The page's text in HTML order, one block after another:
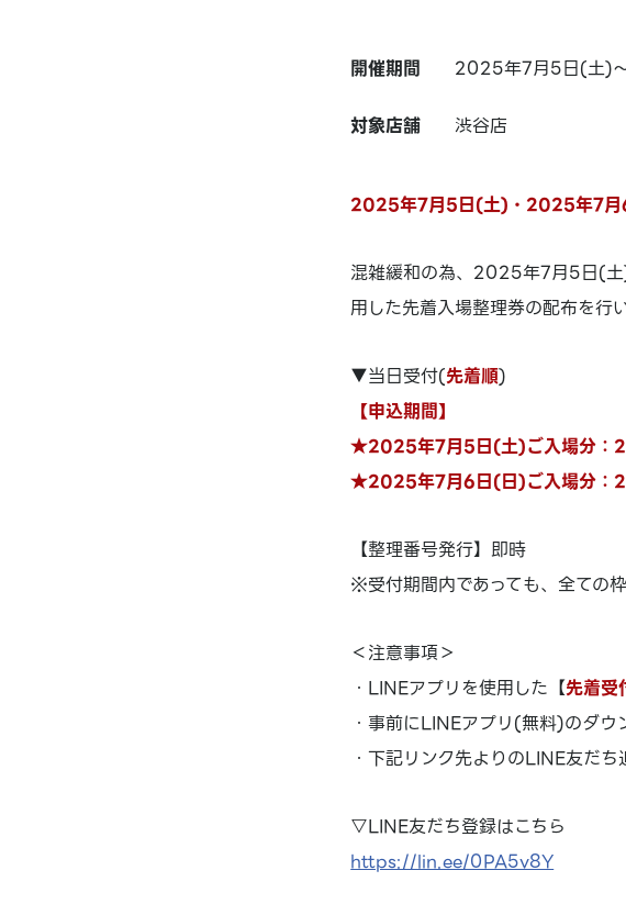
開催期間 2025年7月5日(土)
対象店舗 渋谷店
2025年7月5日(土)・2025年7月
混雑緩和の為、2025年7月5日(
用した先着入場整理券の配布を行い
▼当日受付(先着順)
【申込期間】
★2025年7月5日(土)ご入場分
★2025年7月6日(日)ご入場分
【整理番号発行】即時
※受付期間内であっても、全ての
＜注意事項＞
・LINEアプリを使用した【先着受
・事前にLINEアプリ(無料)のダウ
・下記リンク先よりのLINE友だち
▽LINE友だち登録はこちら
https://lin.ee/0PA5v8Y